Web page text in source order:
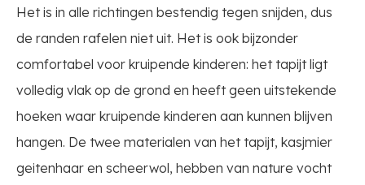
Het is in alle richtingen bestendig tegen snijden, dus
de randen rafelen niet uit. Het is ook bijzonder
comfortabel voor kruipende kinderen: het tapijt ligt
volledig vlak op de grond en heeft geen uitstekende
hoeken waar kruipende kinderen aan kunnen blijven
hangen. De twee materialen van het tapijt, kasjmier
geitenhaar en scheerwol, hebben van nature vocht